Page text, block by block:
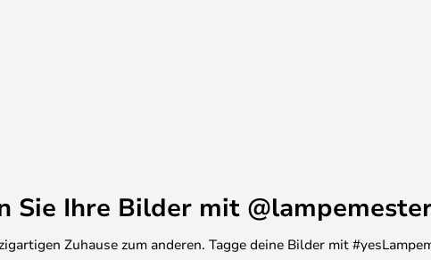
bieten.
Sie Ihre Bilder mit
Zuhause zum anderen. Tagge deine Bilder mit